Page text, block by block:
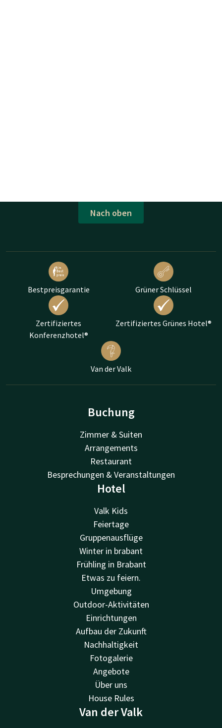
Nach oben
Bestpreisgarantie Grüner Schlüssel
Zertifiziertes
Konferenzhotel®
Zertifiziertes Grünes Hotel®
Van der Valk
Buchung
Zimmer & Suiten
Arrangements
Restaurant
Besprechungen & Veranstaltungen
Hotel
Valk Kids
Feiertage
Gruppenausflüge
Winter in brabant
Frühling in Brabant
Etwas zu feiern.
Umgebung
Outdoor-Aktivitäten
Einrichtungen
Aufbau der Zukunft
Nachhaltigkeit
Fotogalerie
Angebote
Über uns
House Rules
Van der Valk